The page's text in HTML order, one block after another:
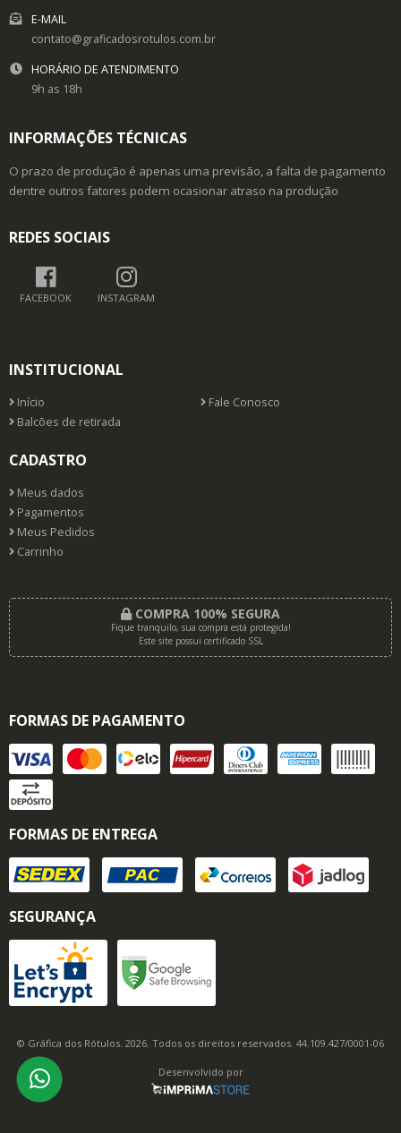
E-MAIL
contato@graficadosrotulos.com.br
HORÁRIO DE ATENDIMENTO
9h as 18h
INFORMAÇÕES TÉCNICAS
O prazo de produção é apenas uma previsão, a falta de pagamento
dentre outros fatores podem ocasionar atraso na produção
REDES SOCIAIS
FACEBOOK INSTAGRAM
INSTITUCIONAL
Início
Fale Conosco
Balcões de retirada
CADASTRO
Meus dados
Pagamentos
Meus Pedidos
Carrinho
COMPRA 100% SEGURA
Fique tranquilo, sua compra está protegida!
Este site possui certificado SSL
FORMAS DE PAGAMENTO
FORMAS DE ENTREGA
SEGURANÇA
© Gráfica dos Rótulos. 2026. Todos os direitos reservados. 44.109.427/0001-06
Desenvolvido por